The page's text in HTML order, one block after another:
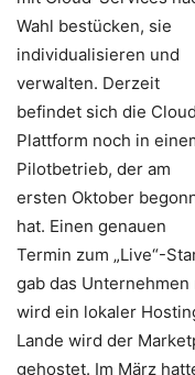
Wahl bestücken, sie
individualisieren und
verwalten. Derzeit
befindet sich die
Plattform noch in
Pilotbetrieb, der am
ersten Oktober
hat. Einen genauen
Termin zum „Live“-
gab das
wird ein lokaler
Lande wird der
gehostet. Im März